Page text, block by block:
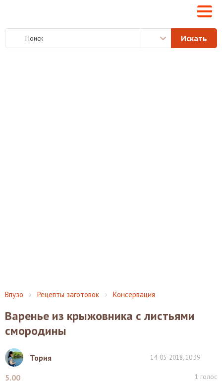
Впузо Рецепты заготовок Консервация
Варенье из крыжовника с листьями
смородины
Тория 14-05-2018, 10:39
5.00 1 голос